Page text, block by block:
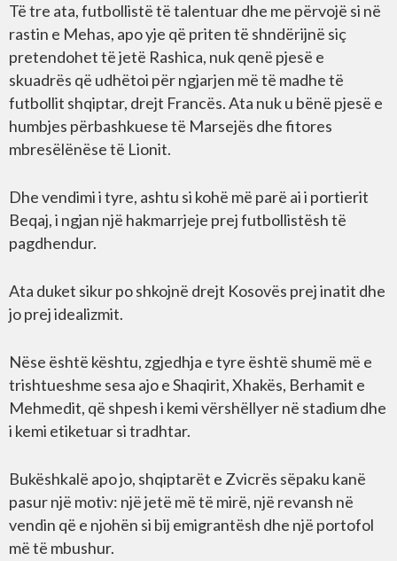
Të tre ata, futbollistë të talentuar dhe me përvojë si në
rastin e Mehas, apo yje që priten të shndërijnë siç
pretendohet të jetë Rashica, nuk qenë pjesë e
skuadrës që udhëtoi për ngjarjen më të madhe të
futbollit shqiptar, drejt Francës. Ata nuk u bënë pjesë e
humbjes përbashkuese të Marsejës dhe fitores
mbresëlënëse të Lionit.
Dhe vendimi i tyre, ashtu si kohë më parë ai i portierit
Beqaj, i ngjan një hakmarrjeje prej futbollistësh të
pagdhendur.
Ata duket sikur po shkojnë drejt Kosovës prej inatit dhe
jo prej idealizmit.
Nëse është kështu, zgjedhja e tyre është shumë më e
trishtueshme sesa ajo e Shaqirit, Xhakës, Berhamit e
Mehmedit, që shpesh i kemi vërshëllyer në stadium dhe
i kemi etiketuar si tradhtar.
Bukëshkalë apo jo, shqiptarët e Zvicrës sëpaku kanë
pasur një motiv: një jetë më të mirë, një revansh në
vendin që e njohën si bij emigrantësh dhe një portofol
më të mbushur.